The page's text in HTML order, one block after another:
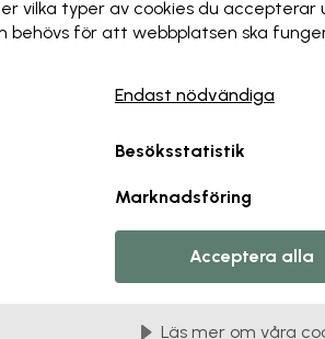
Barnrum
went wrong
component. Please
vilka typer av cookies du
behövs för att webbplatsen ska
Endast nödvändiga
Besöksstatistik
Marknadsföring
Acceptera alla
Läs mer om våra